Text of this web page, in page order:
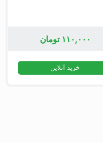
۱۱۰,۰۰۰ تومان
خرید آنلاین